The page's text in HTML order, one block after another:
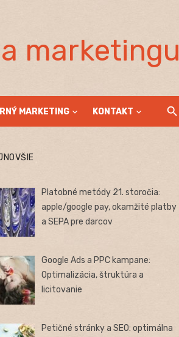
marketingu
MARKETING KONTAKT
Platobné metódy 21. storočia:
apple/google pay, okamžité platby
a SEPA pre darcov
Google Ads a PPC kampane:
Optimalizácia, štruktúra a
licitovanie
Petičné stránky a SEO: optimálna